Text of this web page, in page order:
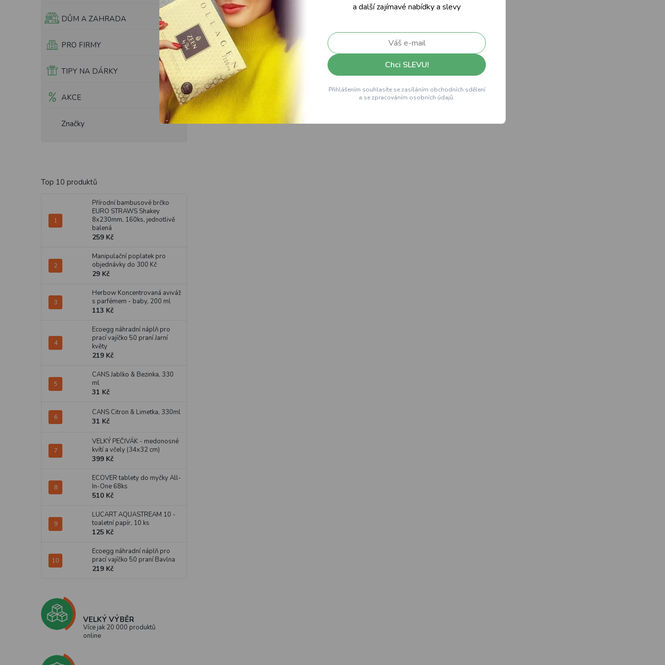
DŮM A ZAHRADA
PRO FIRMY
TIPY NA DÁRKY
AKCE
Značky
Top 10 produktů
Přírodní bambusové brčko
EURO STRAWS Shakey
8x230mm, 160ks, jednotlivě
balená
259 Kč
Manipulační poplatek pro
objednávky do 300 Kč
29 Kč
Herbow Koncentrovaná aviváž
s parfémem - baby, 200 ml
113 Kč
Ecoegg náhradní náplň pro
prací vajíčko 50 praní Jarní
květy
219 Kč
CANS Jablko & Bezinka, 330
ml
31 Kč
CANS Citron & Limetka, 330ml
31 Kč
VELKÝ PEČIVÁK - medonosné
kvítí a včely (34x32 cm)
399 Kč
ECOVER tablety do myčky All-
In-One 68ks
510 Kč
LUCART AQUASTREAM 10 -
toaletní papír, 10 ks
125 Kč
Ecoegg náhradní náplň pro
prací vajíčko 50 praní Bavlna
219 Kč
VELKÝ VÝBĚR
Více jak 20 000 produktů
online
a další zajímavé nabídky a slevy
Chci SLEVU!
Přihlášením souhlasíte se zasíláním obchodních sdělení
a se zpracováním osobních údajů.